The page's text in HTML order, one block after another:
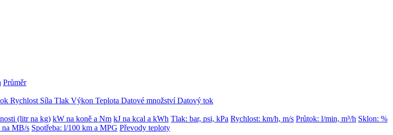
Průměr
Rychlost Síla Tlak Výkon Teplota Datové množstvíDatový tok
(litr na kg) kW na koně a Nm kJ na kcal a kWh Tlak: bar, psi, kPa Rychlost: km/h, m/s Průtok: l/min, m³/h Sklon: %
na MB/s Spotřeba: l/100 km a MPG Převody teploty